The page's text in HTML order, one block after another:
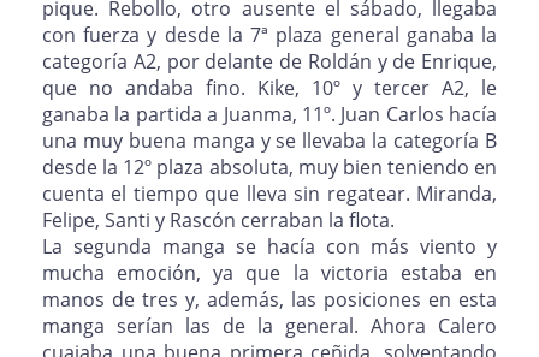
pique. Rebollo, otro ausente el sábado, llegaba
con fuerza y desde la 7ª plaza general ganaba la
categoría A2, por delante de Roldán y de Enrique,
que no andaba fino. Kike, 10º y tercer A2, le
ganaba la partida a Juanma, 11º. Juan Carlos hacía
una muy buena manga y se llevaba la categoría B
desde la 12º plaza absoluta, muy bien teniendo en
cuenta el tiempo que lleva sin regatear. Miranda,
Felipe, Santi y Rascón cerraban la flota.
La segunda manga se hacía con más viento y
mucha emoción, ya que la victoria estaba en
manos de tres y, además, las posiciones en esta
manga serían las de la general. Ahora Calero